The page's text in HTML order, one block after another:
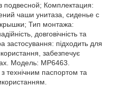
подвесной; Комплектация:
чаши унитаза, сиденье с
Тип монтажа:
довговічність та
застосування: підходить для
забезпечує
Модель: MP6463.
технічним паспортом та